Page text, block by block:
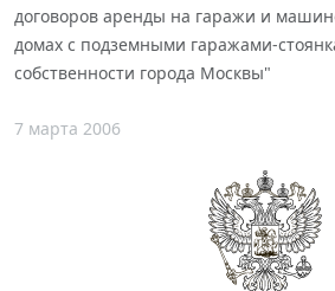
договоров аренды на гаражи и
домах с подземными гаражами-
собственности города Москвы"
7 марта 2006